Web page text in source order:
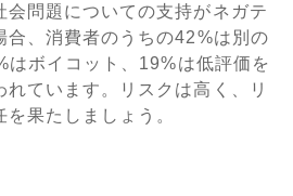
会問題についての支持がネガテ
合、消費者のうちの42%は別の
はボイコット、19%は低評価を
れています。リスクは高く、リ
果たしましょう。